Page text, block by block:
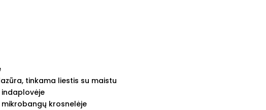
tinkama liestis su maistu
krosnelėje